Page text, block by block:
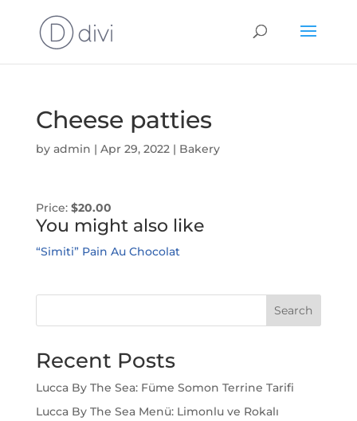
Cheese patties
by admin | Apr 29, 2022| Bakery
Price: $20.00
You might also like
“Simiti” Pain Au Chocolat
Search
Recent Posts
Lucca By The Sea: Füme Somon Terrine Tarifi
Lucca By The Sea Menü: Limonlu ve Rokalı